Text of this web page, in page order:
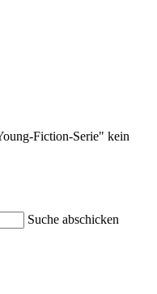
Fiction-Serie" kein
Suche abschicken